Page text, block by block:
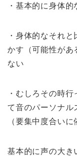
・基本的に身体
・身体的なそれ
かす（可能性があ
ない
・むしろその時
て音のパーソナル
（要集中度合いに
基本的に声の大き